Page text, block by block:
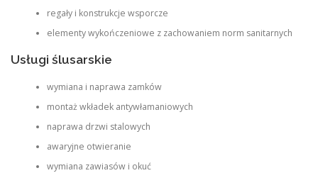
regały i konstrukcje wsporcze
elementy wykończeniowe z zachowaniem norm sanitarnych
Usługi ślusarskie
wymiana i naprawa zamków
montaż wkładek antywłamaniowych
naprawa drzwi stalowych
awaryjne otwieranie
wymiana zawiasów i okuć